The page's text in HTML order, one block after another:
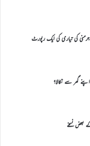
گھر سے نکالا؟
بعض نسخے